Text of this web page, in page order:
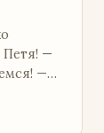
Петя! —
—